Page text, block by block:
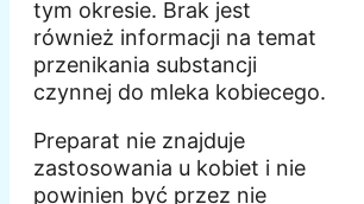
tym okresie. Brak jest
również informacji na temat
przenikania substancji
czynnej do mleka kobiecego.
Preparat nie znajduje
zastosowania u kobiet i nie
powinien być przez nie